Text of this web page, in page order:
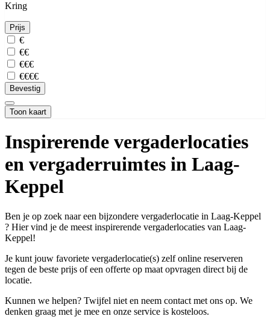
Kring
Prijs
€
€€
€€€
€€€€
Bevestig
Toon kaart
Inspirerende vergaderlocaties
en vergaderruimtes in Laag-
Keppel
Ben je op zoek naar een bijzondere vergaderlocatie in Laag-Keppel
? Hier vind je de meest inspirerende vergaderlocaties van Laag-
Keppel!
Je kunt jouw favoriete vergaderlocatie(s) zelf online reserveren
tegen de beste prijs of een offerte op maat opvragen direct bij de
locatie.
Kunnen we helpen? Twijfel niet en neem contact met ons op. We
denken graag met je mee en onze service is kosteloos.